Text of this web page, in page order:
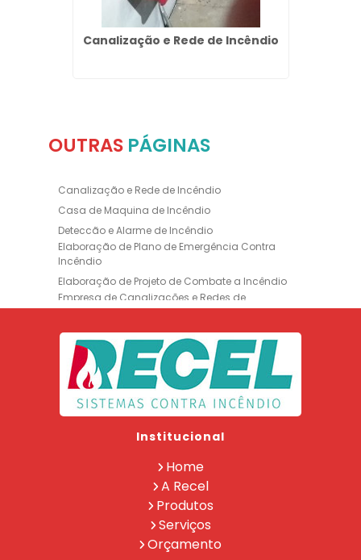
Canalização e Rede de Incêndio
OUTRAS PÁGINAS
Canalização e Rede de Incêndio
Casa de Maquina de Incêndio
Deteccão e Alarme de Incêndio
Elaboração de Plano de Emergência Contra
Incêndio
Elaboração de Projeto de Combate a Incêndio
Empresa de Canalizações e Redes de
Incêndio
Empresa de Extintores
Empresa de Formação de Brigada
Empresa de Instalação de Luminária de
Emergência
Empresa de Instalação de para Raio
Empresa de Manutenção de Extintores
Empresa de Projeto de Segurança Contra
Empresa de Recarga de Extintores
Empresa de Treinamento de Brigada
Extintor Co2 6 Kg
Extintor Pqs
Institucional
Home
A Recel
Produtos
Serviços
Orçamento